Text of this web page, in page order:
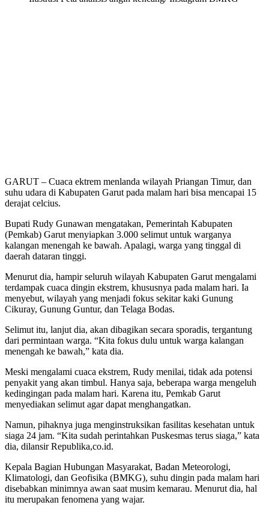
GARUT – Cuaca ektrem menlanda wilayah Priangan Timur, dan
suhu udara di Kabupaten Garut pada malam hari bisa mencapai 15
derajat celcius.
Bupati Rudy Gunawan mengatakan, Pemerintah Kabupaten
(Pemkab) Garut menyiapkan 3.000 selimut untuk warganya
kalangan menengah ke bawah. Apalagi, warga yang tinggal di
daerah dataran tinggi.
Menurut dia, hampir seluruh wilayah Kabupaten Garut mengalami
terdampak cuaca dingin ekstrem, khususnya pada malam hari. Ia
menyebut, wilayah yang menjadi fokus sekitar kaki Gunung
Cikuray, Gunung Guntur, dan Telaga Bodas.
Selimut itu, lanjut dia, akan dibagikan secara sporadis, tergantung
dari permintaan warga. “Kita fokus dulu untuk warga kalangan
menengah ke bawah,” kata dia.
Meski mengalami cuaca ekstrem, Rudy menilai, tidak ada potensi
penyakit yang akan timbul. Hanya saja, beberapa warga mengeluh
kedingingan pada malam hari. Karena itu, Pemkab Garut
menyediakan selimut agar dapat menghangatkan.
Namun, pihaknya juga menginstruksikan fasilitas kesehatan untuk
siaga 24 jam. “Kita sudah perintahkan Puskesmas terus siaga,” kata
dia, dilansir Republika,co.id.
Kepala Bagian Hubungan Masyarakat, Badan Meteorologi,
Klimatologi, dan Geofisika (BMKG), suhu dingin pada malam hari
disebabkan minimnya awan saat musim kemarau. Menurut dia, hal
itu merupakan fenomena yang wajar.